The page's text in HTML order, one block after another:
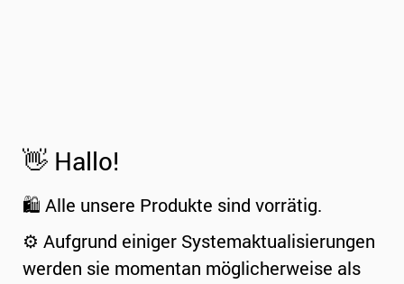
👋 Hallo!
🛍️ Alle unsere Produkte sind vorrätig.
⚙️ Aufgrund einiger Systemaktualisierungen
werden sie momentan möglicherweise als